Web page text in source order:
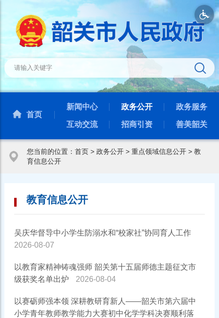
首页
新闻中心 政务公开 政务服务
互动交流 招商引资 善美韶关
您当前的位置： 首页> 政务公开> 重点领域信息公开> 教
育信息公开
教育信息公开
吴庆华督导中小学生防溺水和“校家社”协同育人工作
2026-08-07
以教育家精神铸魂强师 韶关第十五届师德主题征文市
级获奖名单出炉
2026-08-04
以赛砺师强本领 深耕教研育新人——韶关市第六届中
小学青年教师教学能力大赛初中化学学科决赛顺利落